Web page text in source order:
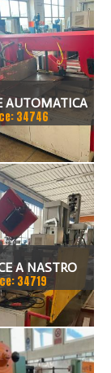
AUTOMATICA
A GRADI
34746
A NASTRO
50.33 CNC
34719